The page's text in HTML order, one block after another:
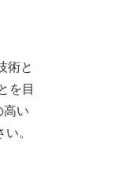
術と
を目
高い
。